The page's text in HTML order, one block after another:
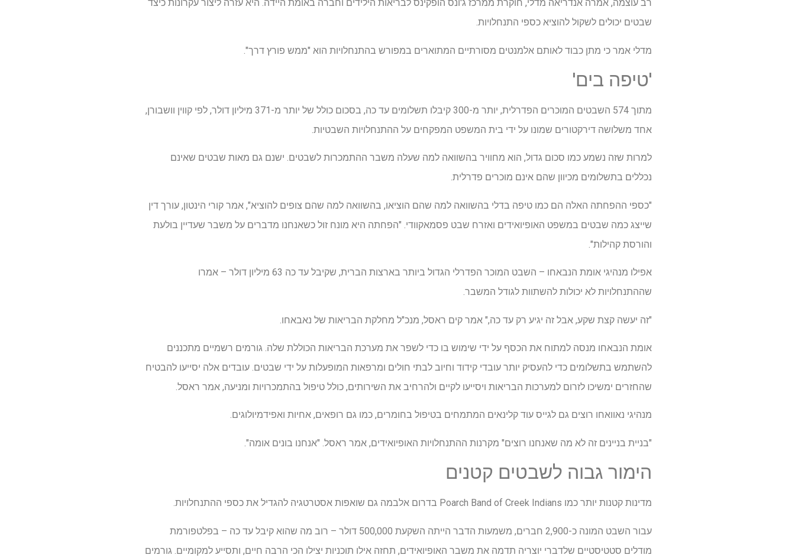
רב עוצמה, אמרה אנדריאה מדלי, חוקרת ממרכז ג'ונס הופקינס לבריאות הילידים וחברה באומת היידה. היא עזרה ליצור עקרונות כיצד
שבטים יכולים לשקול להוציא כספי התנחלויות.
מדלי אמר כי מתן כבוד לאותם אלמנטים מסורתיים המתוארים במפורש בהתנחלויות הוא "ממש פורץ דרך".
'טיפה בים'
מתוך 574 השבטים המוכרים הפדרלית, יותר מ-300 קיבלו תשלומים עד כה, בסכום כולל של יותר מ-371 מיליון דולר, לפי קווין וושבורן,
אחד משלושה דירקטורים שמונו על ידי בית המשפט המפקחים על ההתנחלויות השבטיות.
למרות שזה נשמע כמו סכום גדול, הוא מחוויר בהשוואה למה שעלה משבר ההתמכרות לשבטים. ישנם גם מאות שבטים שאינם
נכללים בתשלומים מכיוון שהם אינם מוכרים פדרלית.
"כספי ההפחתה האלה הם כמו טיפה בדלי בהשוואה למה שהם הוציאו, בהשוואה למה שהם צופים להוציא", אמר קורי הינטון, עורך דין
שייצג כמה שבטים במשפט האופיואידים ואזרח שבט פסמאקוודי. "הפחתה היא מונח זול כשאנחנו מדברים על משבר שעדיין בולעת
והורסת קהילות".
אפילו מנהיגי אומת הנבאחו – השבט המוכר הפדרלי הגדול ביותר בארצות הברית, שקיבל עד כה 63 מיליון דולר – אמרו
שההתנחלויות לא יכולות להשתוות לגודל המשבר.
"זה יעשה קצת שקע, אבל זה יגיע רק עד כה," אמר קים ראסל, מנכ"ל מחלקת הבריאות של נאבאחו.
אומת הנבאחו מנסה למתוח את הכסף על ידי שימוש בו כדי לשפר את מערכת הבריאות הכוללת שלה. גורמים רשמיים מתכננים
להשתמש בתשלומים כדי להעסיק יותר עובדי קידוד וחיוב לבתי חולים ומרפאות המופעלות על ידי שבטים. עובדים אלה יסייעו להבטיח
שהחזרים ימשיכו לזרום למערכות הבריאות ויסייעו לקיים ולהרחיב את השירותים, כולל טיפול בהתמכרויות ומניעה, אמר ראסל.
מנהיגי נאוואחו רוצים גם לגייס עוד קלינאים המתמחים בטיפול בחומרים, כמו גם רופאים, אחיות ואפידמיולוגים.
"בניית בניינים זה לא מה שאנחנו רוצים" מקרנות ההתנחלויות האופיואידים, אמר ראסל. "אנחנו בונים אומה".
הימור גבוה לשבטים קטנים
מדינות קטנות יותר כמו Poarch Band of Creek Indians בדרום אלבמה גם שואפות אסטרטגיה להגדיל את כספי ההתנחלויות.
עבור השבט המונה כ-2,900 חברים, משמעות הדבר הייתה השקעת 500,000 דולר – רוב מה שהוא קיבל עד כה – בפלטפורמת
מודלים סטטיסטיים שלדברי יוצריה תדמה את משבר האופיואידים, תחזה אילו תוכניות יצילו הכי הרבה חיים, ותסייע למקומיים. גורמים